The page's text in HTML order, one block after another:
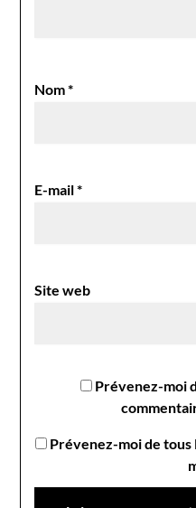
Nom*
E-mail*
Site web
Prévenez-moi
Prévenez-moi de